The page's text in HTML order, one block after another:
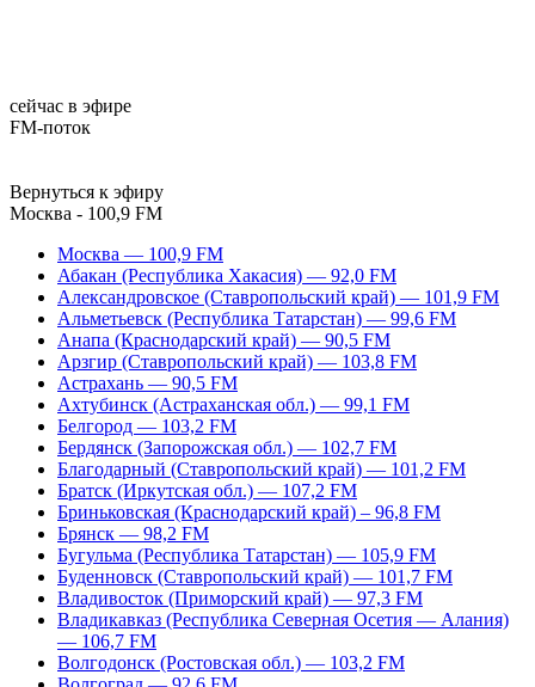
сейчас в эфире
FM-поток
Вернуться к эфиру
Москва - 100,9 FM
Москва — 100,9 FM
Абакан (Республика Хакасия) — 92,0 FM
Александровское (Ставропольский край) — 101,9 FM
Альметьевск (Республика Татарстан) — 99,6 FM
Анапа (Краснодарский край) — 90,5 FM
Арзгир (Ставропольский край) — 103,8 FM
Астрахань — 90,5 FM
Ахтубинск (Астраханская обл.) — 99,1 FM
Белгород — 103,2 FM
Бердянск (Запорожская обл.) — 102,7 FM
Благодарный (Ставропольский край) — 101,2 FM
Братск (Иркутская обл.) — 107,2 FM
Бриньковская (Краснодарский край) – 96,8 FM
Брянск — 98,2 FM
Бугульма (Республика Татарстан) — 105,9 FM
Буденновск (Ставропольский край) — 101,7 FM
Владивосток (Приморский край) — 97,3 FM
Владикавказ (Республика Северная Осетия — Алания)
— 106,7 FM
Волгодонск (Ростовская обл.) — 103,2 FM